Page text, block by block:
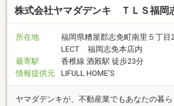
株式会社ヤマダデンキ ＴＬＳ福岡
所在地
福岡県糟屋郡志免町南里５丁
LECT 福岡志免本店内
最寄駅
香椎線 酒殿駅 徒歩23分
情報提供元
LIFULL HOME'S
ヤマダデンキが、不動産業でもあなたの暮